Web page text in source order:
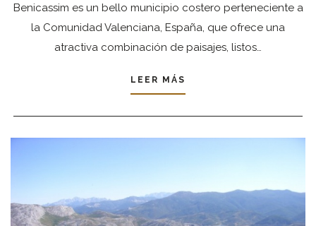
Benicassim es un bello municipio costero perteneciente a
la Comunidad Valenciana, España, que ofrece una
atractiva combinación de paisajes, listos…
LEER MÁS